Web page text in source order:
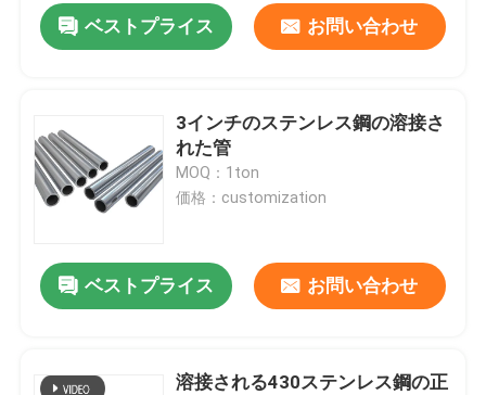
ベストプライス お問い合わせ
3インチのステンレス鋼の溶接さ
れた管
MOQ：1ton
価格：customization
ベストプライス お問い合わせ
溶接される430ステンレス鋼の正